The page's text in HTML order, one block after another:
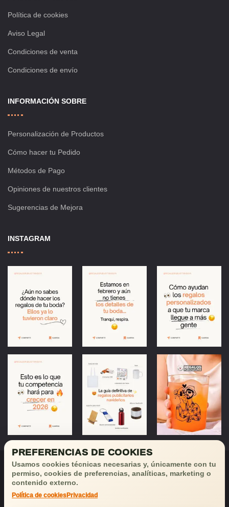
Política de cookies
Aviso Legal
Condiciones de venta
Condiciones de envío
INFORMACIÓN SOBRE
Personalización de Productos
Cómo hacer tu Pedido
Métodos de Pago
Opiniones de nuestros clientes
Sugerencias de Mejora
INSTAGRAM
PREFERENCIAS DE COOKIES
Usamos cookies técnicas necesarias y, únicamente con tu
permiso, cookies de preferencias, analíticas, marketing o
contenido externo.
Política de cookies Privacidad